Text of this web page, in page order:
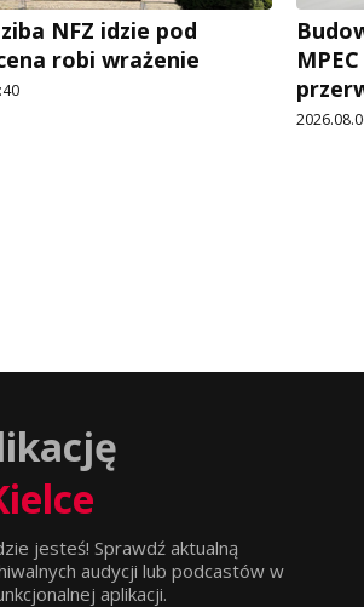
NFZ idzie pod
robi wrażenie
jesteś! Sprawdź aktualną
audycji lub podcastów w
aplikacji.